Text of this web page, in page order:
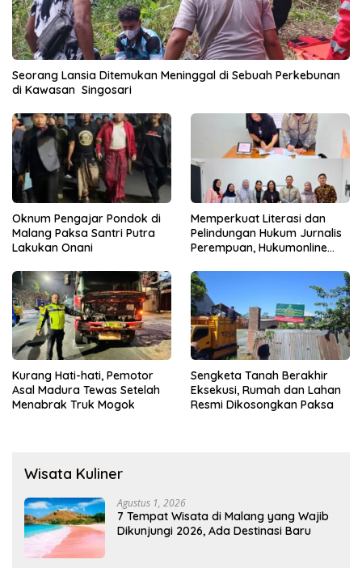
Seorang Lansia Ditemukan Meninggal di Sebuah Perkebunan
di Kawasan Singosari
Oknum Pengajar Pondok di
Malang Paksa Santri Putra
Lakukan Onani
Memperkuat Literasi dan
Pelindungan Hukum Jurnalis
Perempuan, Hukumonline
Gratis
Kurang Hati-hati, Pemotor
Asal Madura Tewas Setelah
Menabrak Truk Mogok
Sengketa Tanah Berakhir
Eksekusi, Rumah dan Lahan
Resmi Dikosongkan Paksa
Wisata Kuliner
Agustus 1, 2026
7 Tempat Wisata di Malang yang Wajib
Dikunjungi 2026, Ada Destinasi Baru